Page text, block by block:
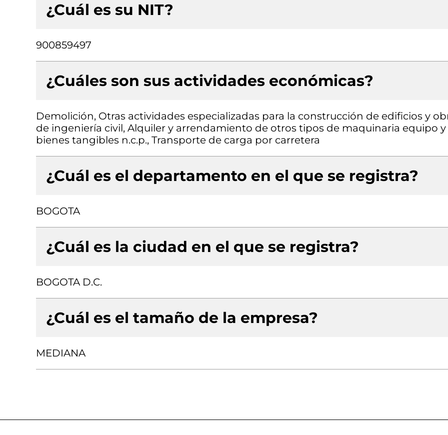
¿Cuál es su NIT?
900859497
¿Cuáles son sus actividades económicas?
Demolición, Otras actividades especializadas para la construcción de edificios y
de ingeniería civil, Alquiler y arrendamiento de otros tipos de maquinaria equipo y
bienes tangibles n.c.p., Transporte de carga por carretera
¿Cuál es el departamento en el que se registra?
BOGOTA
¿Cuál es la ciudad en el que se registra?
BOGOTA D.C.
¿Cuál es el tamaño de la empresa?
MEDIANA